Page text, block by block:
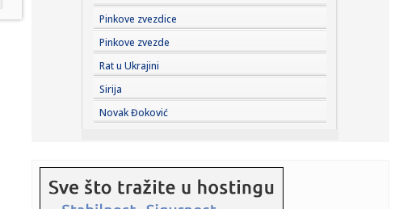
23:22:KAKVA PORUKA PRED NASTAVAK SEZONE: Srbija nadigrala
Rusiju posle ...
23:21:Nestao nakit vrijedan 10.000 evra: Snimak otkrio krajnje
neobičn...
23:21:Krvoproliće u Gracu: Turčin izbo muškarca iz BiH i još
dvojic...
23:21: Pucano na vilu bogatog srpskog trgovca nekretninama u
Minhenu
Pinkove zvezdice
Pinkove zvezde
Rat u Ukrajini
Sirija
Novak Đoković